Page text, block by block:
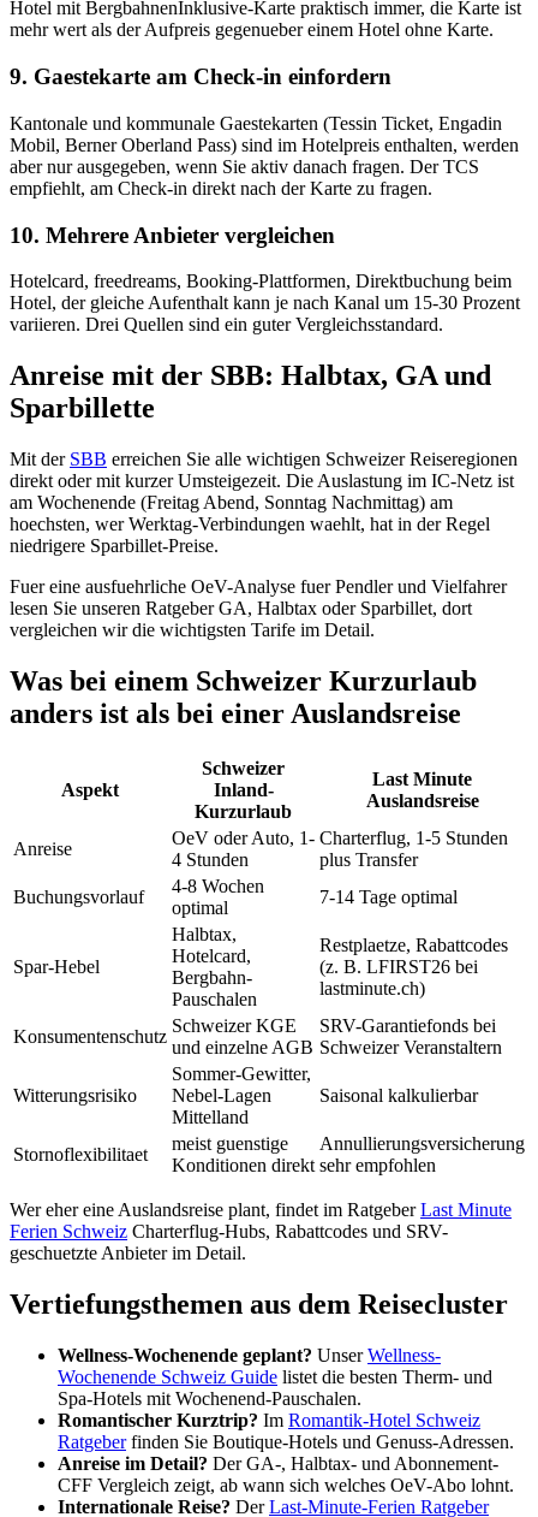
Hotel mit BergbahnenInklusive-Karte praktisch immer, die Karte ist
mehr wert als der Aufpreis gegenueber einem Hotel ohne Karte.
9. Gaestekarte am Check-in einfordern
Kantonale und kommunale Gaestekarten (Tessin Ticket, Engadin
Mobil, Berner Oberland Pass) sind im Hotelpreis enthalten, werden
aber nur ausgegeben, wenn Sie aktiv danach fragen. Der TCS
empfiehlt, am Check-in direkt nach der Karte zu fragen.
10. Mehrere Anbieter vergleichen
Hotelcard, freedreams, Booking-Plattformen, Direktbuchung beim
Hotel, der gleiche Aufenthalt kann je nach Kanal um 15-30 Prozent
variieren. Drei Quellen sind ein guter Vergleichsstandard.
Anreise mit der SBB: Halbtax, GA und
Sparbillette
Mit der SBB erreichen Sie alle wichtigen Schweizer Reiseregionen
direkt oder mit kurzer Umsteigezeit. Die Auslastung im IC-Netz ist
am Wochenende (Freitag Abend, Sonntag Nachmittag) am
hoechsten, wer Werktag-Verbindungen waehlt, hat in der Regel
niedrigere Sparbillet-Preise.
Fuer eine ausfuehrliche OeV-Analyse fuer Pendler und Vielfahrer
lesen Sie unseren Ratgeber GA, Halbtax oder Sparbillet, dort
vergleichen wir die wichtigsten Tarife im Detail.
Was bei einem Schweizer Kurzurlaub
anders ist als bei einer Auslandsreise
Aspekt
Schweizer
Inland-
Kurzurlaub
Last Minute
Auslandsreise
Anreise
OeV oder Auto, 1-
4 Stunden
Charterflug, 1-5 Stunden
plus Transfer
Buchungsvorlauf
4-8 Wochen
optimal
7-14 Tage optimal
Spar-Hebel
Halbtax,
Hotelcard,
Bergbahn-
Pauschalen
Restplaetze, Rabattcodes
(z. B. LFIRST26 bei
lastminute.ch)
Konsumentenschutz
Schweizer KGE
und einzelne AGB
SRV-Garantiefonds bei
Schweizer Veranstaltern
Witterungsrisiko
Sommer-Gewitter,
Nebel-Lagen
Mittelland
Saisonal kalkulierbar
Stornoflexibilitaet
meist guenstige
Konditionen direkt
Annullierungsversicherung
sehr empfohlen
Wer eher eine Auslandsreise plant, findet im RatgeberLast Minute
Ferien Schweiz Charterflug-Hubs, Rabattcodes und SRV-
geschuetzte Anbieter im Detail.
Vertiefungsthemen aus dem Reisecluster
Wellness-Wochenende geplant? UnserWellness-
Wochenende Schweiz Guide listet die besten Therm- und
Spa-Hotels mit Wochenend-Pauschalen.
Romantischer Kurztrip? Im Romantik-Hotel Schweiz
Ratgeberfinden Sie Boutique-Hotels und Genuss-Adressen.
Anreise im Detail? Der GA-, Halbtax- und Abonnement-
CFF Vergleich zeigt, ab wann sich welches OeV-Abo lohnt.
Internationale Reise? DerLast-Minute-Ferien Ratgeber